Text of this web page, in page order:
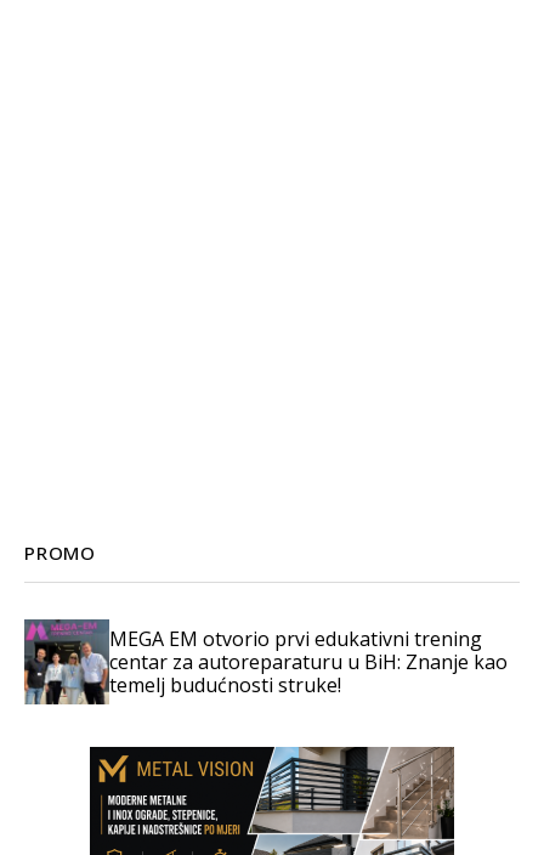
PROMO
MEGA EM otvorio prvi edukativni trening
centar za autoreparaturu u BiH: Znanje kao
temelj budućnosti struke!